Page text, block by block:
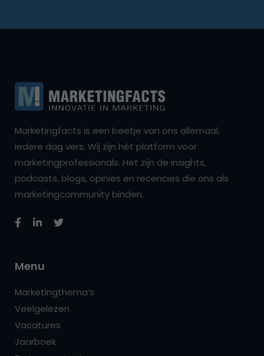
Marketingfacts is een beetje van ons allemaal,
iedere dag vers. Wij zijn hét platform voor
marketingprofessionals. Het zijn de insights,
podcasts, blogs, opinies en recencies die ons als
marketingcommunity binden.
Menu
Marketingthema’s
Veelgelezen
Vacatures
Jaarboek